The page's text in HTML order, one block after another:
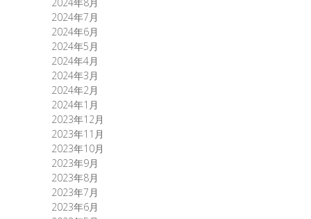
2024年7月
2024年6月
2024年5月
2024年4月
2024年3月
2024年2月
2024年1月
2023年12月
2023年11月
2023年10月
2023年9月
2023年8月
2023年7月
2023年6月